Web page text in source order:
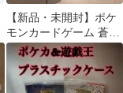
【新品・未開封】ポケ
モンカードゲーム 蒼空
ストリーム2BOX シュ
リンク付き